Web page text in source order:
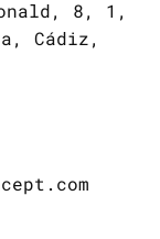
8, 1,
Cádiz,